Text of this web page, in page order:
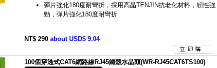
彈片強化180度耐彎折，採用高晶TENJIN抗老化材料，韌性強
勁，彈片強化180度耐彎折
NT$ 290 about USD$ 9.04
100個穿透式CAT6網路線RJ45鐵殼水晶頭(WR-RJ45CAT6TS100)